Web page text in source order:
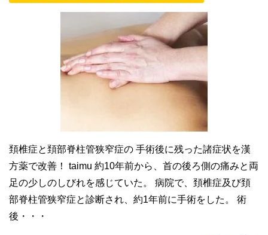
頚椎症と頚部脊柱管狭窄症の 手術後に残った諸症状を漢
方薬で改善！ taimu 約10年前から、首の後ろ側の痛みと両
足の少しのしびれを感じていた。 病院で、頚椎症及び頚
部脊柱管狭窄症と診断され、約1年前に手術をした。 術
後・・・